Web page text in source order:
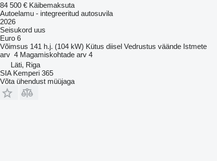
84 500 € Käibemaksuta
Autoelamu - integreeritud autosuvila
2026
Seisukord uus
Euro 6
Võimsus 141 h.j. (104 kW) Kütus diisel Vedrustus väände Istmete
arv 4 Magamiskohtade arv 4
Läti, Riga
SIA Kemperi 365
Võta ühendust müüjaga